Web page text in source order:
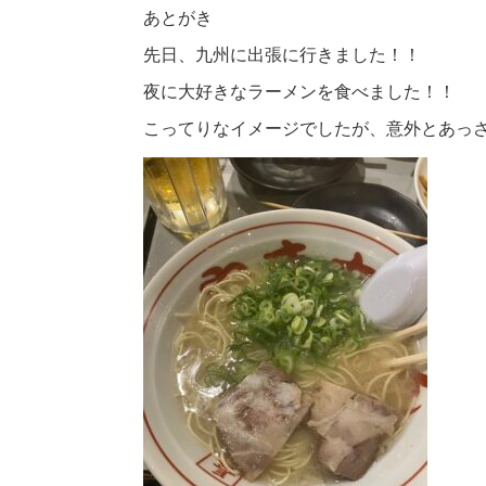
あとがき
先日、九州に出張に行きました！！
夜に大好きなラーメンを食べました！！
こってりなイメージでしたが、意外とあっ